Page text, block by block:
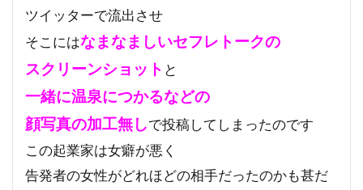
ツイッターで流出させ
そこにはなまなましいセフレトークの
スクリーンショット と
一緒に温泉につかるなどの
顔写真の加工無しで投稿してしまったのです
この起業家は女癖が悪く
告発者の女性がどれほどの相手だったのかも甚だ